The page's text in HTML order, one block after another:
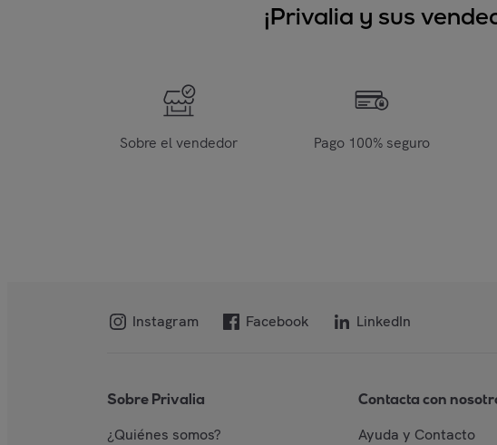
¡Privalia y sus
Sobre el vendedor Pago 100% seguro
Instagram Facebook LinkedIn
Sobre Privalia
¿Quiénes somos?
Contacta con
Ayuda y Contacto